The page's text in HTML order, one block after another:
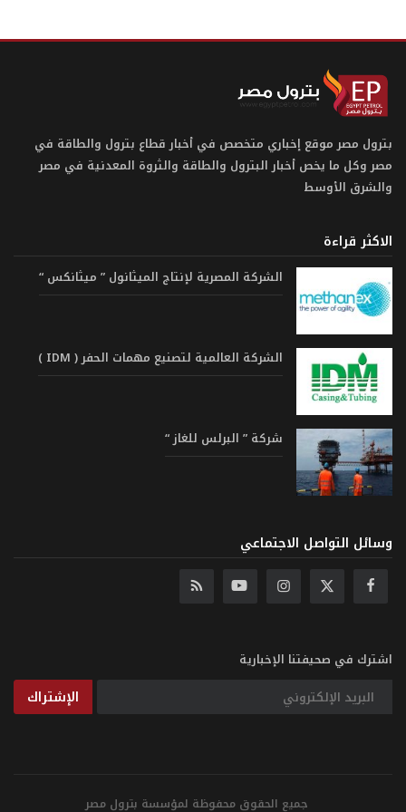
بترول مصر موقع إخباري متخصص في أخبار قطاع بترول والطاقة في
مصر وكل ما يخص أخبار البترول والطاقة والثروة المعدنية في مصر
والشرق الأوسط
الاكثر قراءة
الشركة المصرية لإنتاج الميثانول ” ميثانكس “
الشركة العالمية لتصنيع مهمات الحفر ( IDM )
شركة ” البرلس للغاز “
وسائل التواصل الاجتماعي
اشترك في صحيفتنا الإخبارية
الإشتراك
جميع الحقوق محفوظة لمؤسسة بترول مصر